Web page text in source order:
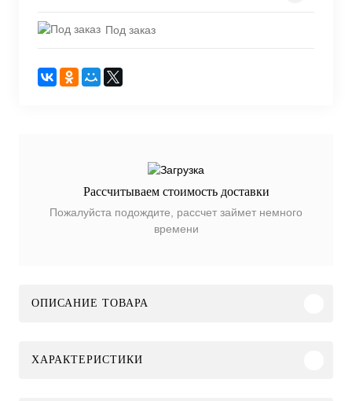
Под заказ
Рассчитываем стоимость доставки
Пожалуйста подождите, рассчет займет немного
времени
ОПИСАНИЕ ТОВАРА
ХАРАКТЕРИСТИКИ